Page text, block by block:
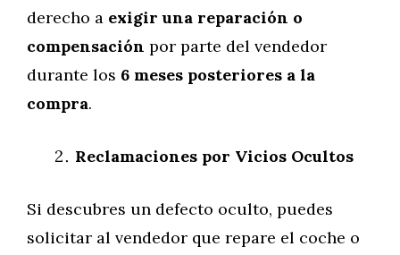
derecho a exigir una reparación o
compensación por parte del vendedor
durante los 6 meses posteriores a la
compra.
Reclamaciones por Vicios Ocultos
Si descubres un defecto oculto, puedes
solicitar al vendedor que repare el coche o